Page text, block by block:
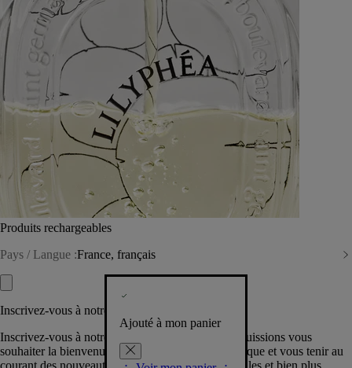
Produits rechargeables
Pays / Langue :France, français
Ajouté à mon panier
Inscrivez-vous à notre Newsletter
Inscrivez-vous à notre newsletter pour que nous puissions vous
souhaiter la bienvenue dans la communauté Diptyque et vous tenir au
courant des nouveautés, événements, offres spéciales et bien plus